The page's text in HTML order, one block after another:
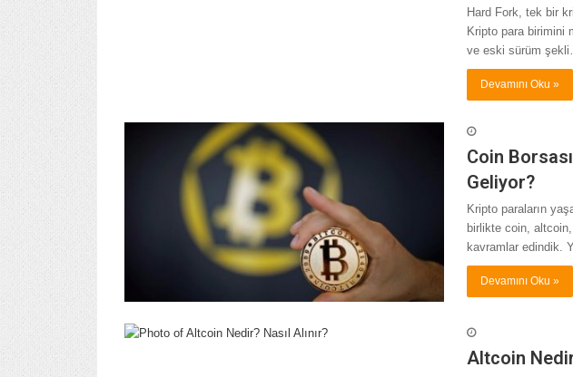
Hard Fork, tek bir
Kripto para birimini
ve eski sürüm
Devamını Oku »
Coin
Geliyor?
Kripto paraların
birlikte coin,
kavramlar edindik.
Devamını Oku »
Altcoin